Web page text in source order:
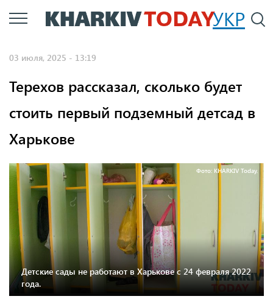
Перейти
к
УКР
03 июля, 2025 - 13:19
Терехов рассказал, сколько будет
стоить первый подземный детсад в
Харькове
Фото: KHARKIV Today.
Детские сады не работают в Харькове с 24 февраля 2022
года.